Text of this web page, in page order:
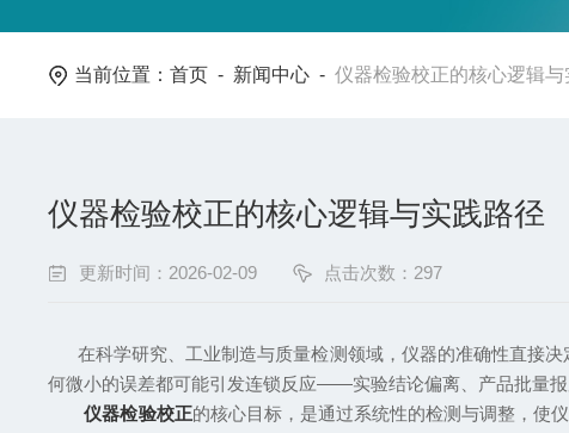
当前位置：首页 - 新闻中心 -仪器检验校正的核心逻辑与
仪器检验校正的核心逻辑与实践路径
更新时间：2026-02-09 点击次数：297
在科学研究、工业制造与质量检测领域，仪器的准确性直接决
何微小的误差都可能引发连锁反应——实验结论偏离、产品批量报
仪器检验校正的核心目标，是通过系统性的检测与调整，使